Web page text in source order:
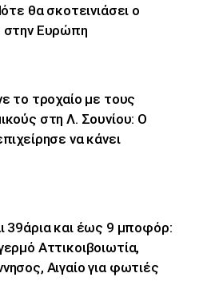
θα σκοτεινιάσει ο
στην Ευρώπη
το τροχαίο με τους
στη Λ. Σουνίου: Ο
να κάνει
39άρια και έως 9 μποφόρ:
Αττικοιβοιωτία,
Αιγαίο για φωτιές